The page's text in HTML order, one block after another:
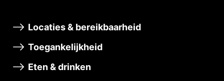
Locaties & bereikbaarheid
Toegankelijkheid
Eten & drinken